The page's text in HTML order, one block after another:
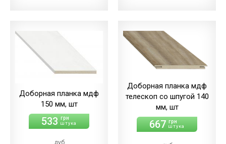
светлый/экошпон
дуб
дуб
мерсо/ПВХ
(+86.00 грн)
дуб
светлый/экошпон
дуб
(+86.00 грн)
Доборная планка мдф
150 мм, шт
533 грн
штука
дуб
Доборная планка мдф
телескоп со шпугой 140
мм, шт
667 грн
штука